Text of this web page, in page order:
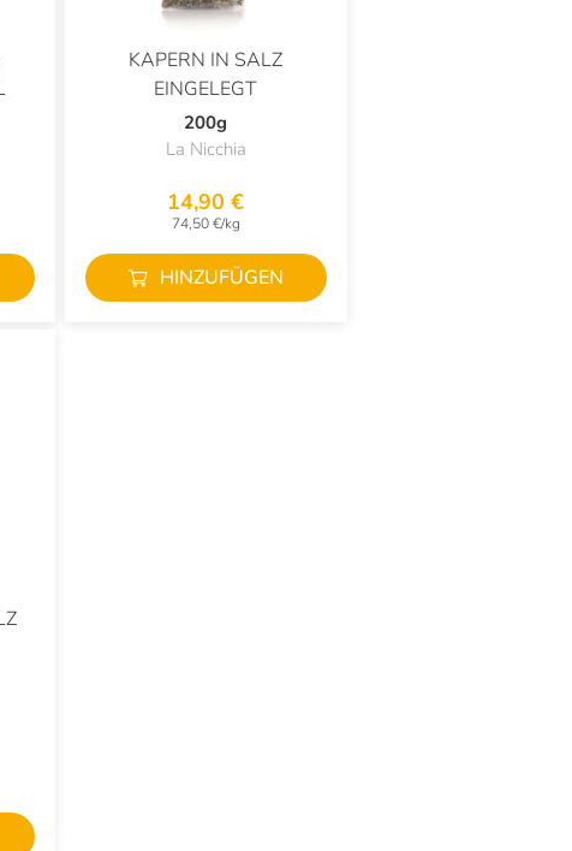
KAPERN IN SALZ
EINGELEGT
200g
La Nicchia
14,90 €
74,50 €/kg
HINZUFÜGEN